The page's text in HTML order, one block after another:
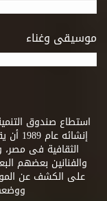
موسيقى وغناء
استطاع صندوق
الثقافية فى مصر،
والفنانين بعضهم
على الكشف عن